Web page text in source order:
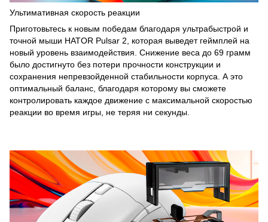
Ультимативная скорость реакции
Приготовьтесь к новым победам благодаря ультрабыстрой и
точной мыши HATOR Pulsar 2, которая выведет геймплей на
новый уровень взаимодействия. Снижение веса до 69 грамм
было достигнуто без потери прочности конструкции и
сохранения непревзойденной стабильности корпуса. А это
оптимальный баланс, благодаря которому вы сможете
контролировать каждое движение с максимальной скоростью
реакции во время игры, не теряя ни секунды.